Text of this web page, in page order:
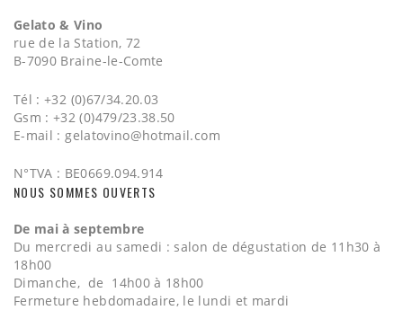
Gelato & Vino
rue de la Station, 72
B-7090 Braine-le-Comte
Tél : +32 (0)67/34.20.03
Gsm : +32 (0)479/23.38.50
E-mail : gelatovino@hotmail.com
N°TVA : BE0669.094.914
NOUS SOMMES OUVERTS
De mai à septembre
Du mercredi au samedi : salon de dégustation de 11h30 à
18h00
Dimanche, de 14h00 à 18h00
Fermeture hebdomadaire, le lundi et mardi